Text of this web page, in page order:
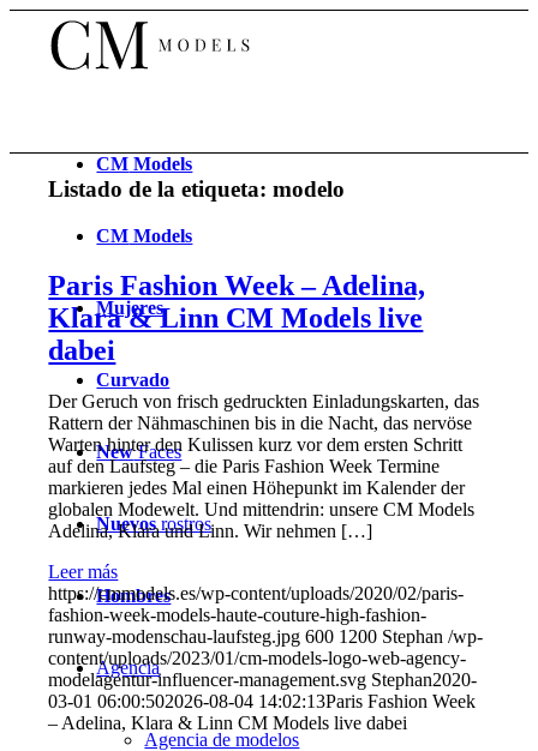
CM Models
CM Models
Mujeres
Curvado
NewFaces
Nuevosrostros
Hombres
Agencia
Agencia de modelos
Listado de la etiqueta:modelo
Paris Fashion Week – Adelina,
Klara & Linn CM Models live
dabei
Der Geruch von frisch gedruckten Einladungskarten, das
Rattern der Nähmaschinen bis in die Nacht, das nervöse
Warten hinter den Kulissen kurz vor dem ersten Schritt
auf den Laufsteg – die Paris Fashion Week Termine
markieren jedes Mal einen Höhepunkt im Kalender der
globalen Modewelt. Und mittendrin: unsere CM Models
Adelina, Klara und Linn. Wir nehmen […]
Leer más
https://cmmodels.es/wp-content/uploads/2020/02/paris-
fashion-week-models-haute-couture-high-fashion-
runway-modenschau-laufsteg.jpg 600 1200 Stephan /wp-
content/uploads/2023/01/cm-models-logo-web-agency-
modelagentur-influencer-management.svg Stephan2020-
03-01 06:00:502026-08-04 14:02:13Paris Fashion Week
– Adelina, Klara & Linn CM Models live dabei